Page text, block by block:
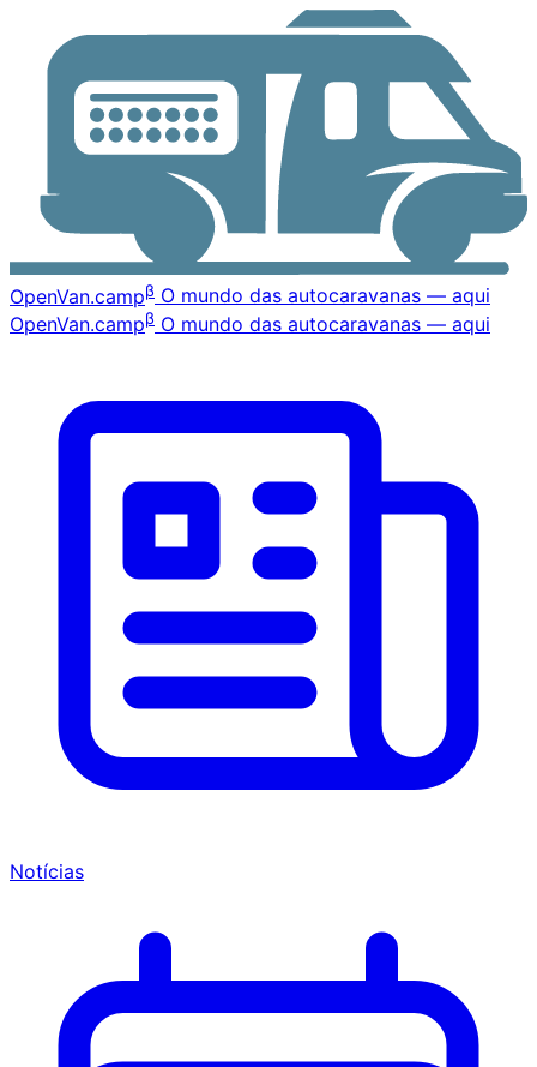
OpenVan.campβ O mundo das autocaravanas — aqui
OpenVan.campβ O mundo das autocaravanas — aqui
Notícias